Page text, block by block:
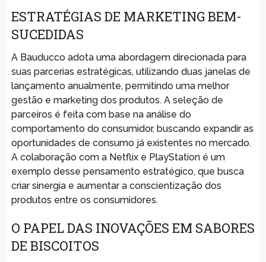
ESTRATÉGIAS DE MARKETING BEM-
SUCEDIDAS
A Bauducco adota uma abordagem direcionada para
suas parcerias estratégicas, utilizando duas janelas de
lançamento anualmente, permitindo uma melhor
gestão e marketing dos produtos. A seleção de
parceiros é feita com base na análise do
comportamento do consumidor, buscando expandir as
oportunidades de consumo já existentes no mercado.
A colaboração com a Netflix e PlayStation é um
exemplo desse pensamento estratégico, que busca
criar sinergia e aumentar a conscientização dos
produtos entre os consumidores.
O PAPEL DAS INOVAÇÕES EM SABORES
DE BISCOITOS